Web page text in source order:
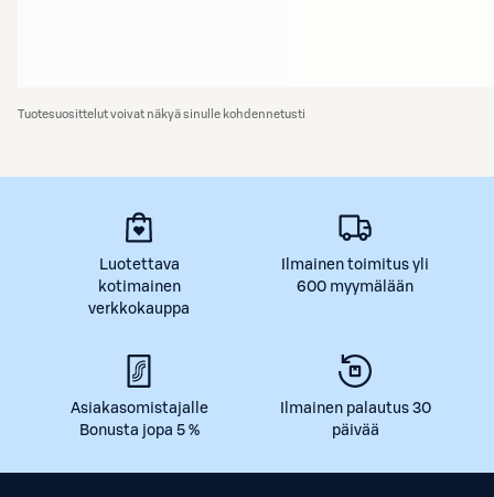
Tuotesuosittelut voivat näkyä sinulle kohdennetusti
Luotettava
kotimainen
verkkokauppa
Ilmainen toimitus yli
600 myymälään
Asiakasomistajalle
Bonusta jopa 5 %
Ilmainen palautus 30
päivää